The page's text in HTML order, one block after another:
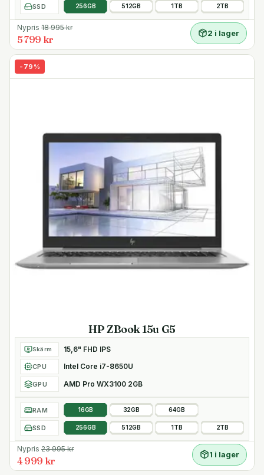
SSD 256GB 512GB 1TB 2TB
Nypris 18 995kr
5 799 kr
2 i lager
- 79 %
HP ZBook 15u G5
Skärm 15,6" FHD IPS
CPU Intel Core i7-8650U
GPU AMD Pro WX3100 2GB
RAM 16GB 32GB 64GB
SSD 256GB 512GB 1TB 2TB
Nypris 23 995kr
4 999 kr
1 i lager